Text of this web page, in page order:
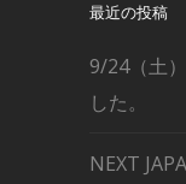
最近の投稿
9/24（土
した。
NEXT